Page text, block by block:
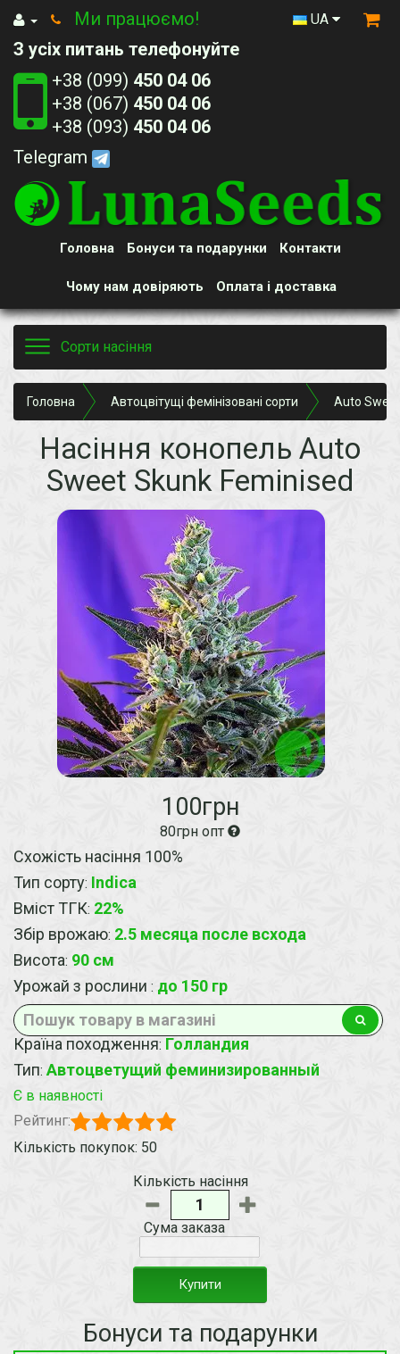
UA
Ми працюємо!
З усіх питань телефонуйте
+38 (099) 450 04 06
+38 (067) 450 04 06
+38 (093) 450 04 06
Telegram
Головна
Чому нам довіряють
Контакти
Бонуси та подарунки
Оплата і доставка
Toggle
navigation
Сорти насіння
Головна Автоцвітущі фемінізовані сорти Auto
Насіння конопель Auto
Sweet Skunk Feminised
100грн
80грн опт
Схожість насіння 100%
Тип сорту: Indica
Вміст ТГК: 22%
Збір врожаю: 2.5 месяца после всхода
Висота: 90 см
Урожай з рослини : до 150 гр
Країна походження: Голландия
Тип: Автоцветущий феминизированный
Є в наявності
Рейтинг:
Кількість покупок: 50
Кількість насіння
Сума заказа
Купити
Бонуси та подарунки